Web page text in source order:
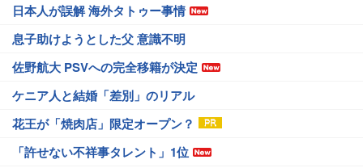
日本人が誤解 海外タトゥー事情
息子助けようとした父 意識不明
佐野航大 PSVへの完全移籍が決定
ケニア人と結婚「差別」のリアル
花王が「焼肉店」限定オープン？
「許せない不祥事タレント」1位